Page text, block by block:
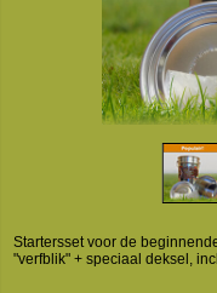
Startersset voor de
"verfblik" + speciaal deksel,